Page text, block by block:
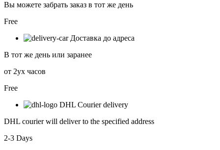
Вы можете забрать заказ в тот же день
Free
Доставка до адреса
В тот же день или заранее
от 2ух часов
Free
DHL Courier delivery
DHL courier will deliver to the specified address
2-3 Days